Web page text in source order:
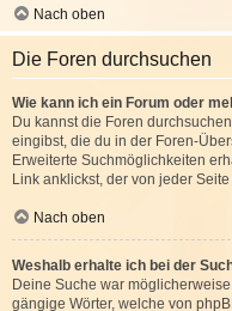
Nach oben
Die Foren durchsuchen
Wie kann ich ein Forum oder
Du kannst die Foren
eingibst, die du in der Foren-
Erweiterte Suchmöglichkeiten
Link anklickst, der von jeder
Nach oben
Weshalb erhalte ich bei der
Deine Suche war
gängige Wörter, welche von